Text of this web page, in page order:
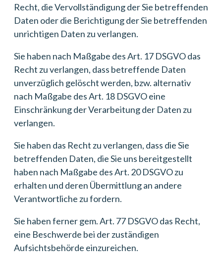
Recht, die Vervollständigung der Sie betreffenden
Daten oder die Berichtigung der Sie betreffenden
unrichtigen Daten zu verlangen.
Sie haben nach Maßgabe des Art. 17 DSGVO das
Recht zu verlangen, dass betreffende Daten
unverzüglich gelöscht werden, bzw. alternativ
nach Maßgabe des Art. 18 DSGVO eine
Einschränkung der Verarbeitung der Daten zu
verlangen.
Sie haben das Recht zu verlangen, dass die Sie
betreffenden Daten, die Sie uns bereitgestellt
haben nach Maßgabe des Art. 20 DSGVO zu
erhalten und deren Übermittlung an andere
Verantwortliche zu fordern.
Sie haben ferner gem. Art. 77 DSGVO das Recht,
eine Beschwerde bei der zuständigen
Aufsichtsbehörde einzureichen.